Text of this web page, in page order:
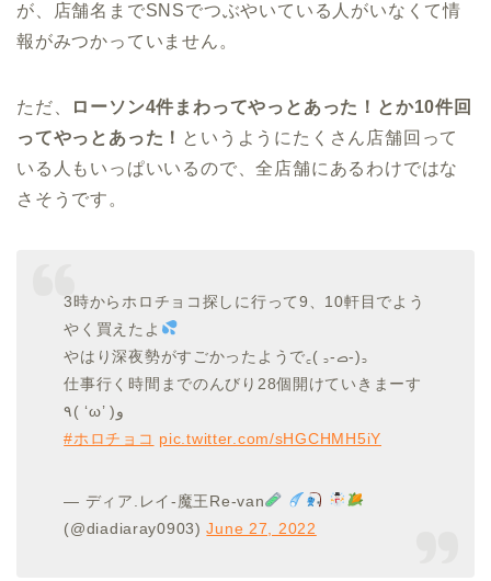
が、店舗名までSNSでつぶやいている人がいなくて情
報がみつかっていません。
ただ、
ローソン4件まわってやっとあった！とか10件回
ってやっとあった！ というようにたくさん店舗回って
いる人もいっぱいいるので、全店舗にあるわけではな
さそうです。
3時からホロチョコ探しに行って9、10軒目でよう
やく買えたよ
やはり深夜勢がすごかったようで꜀( ꜆-ࡇ-)꜆
仕事行く時間までのんびり28個開けていきまーす
٩( ‘ω’ )و
#ホロチョコ pic.twitter.com/sHGCHMH5iY
— ディア.レイ-魔王Re-van
(@diadiaray0903)June 27, 2022